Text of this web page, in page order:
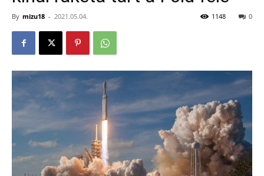
By mizu18 - 2021.05.04. 0
1148